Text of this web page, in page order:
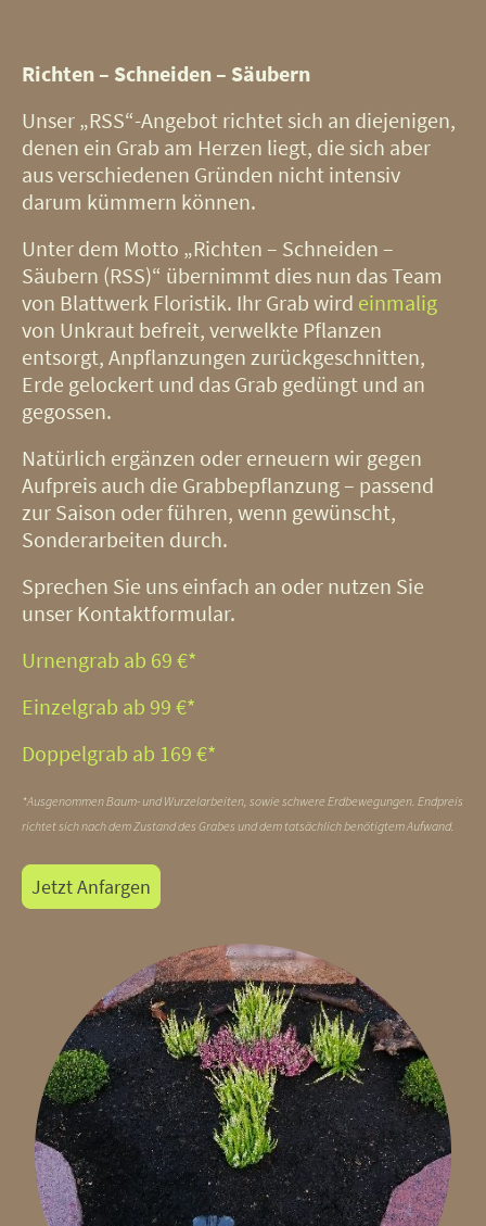
Richten – Schneiden – Säubern
Unser „RSS“-Angebot richtet sich an diejenigen,
denen ein Grab am Herzen liegt, die sich aber
aus verschiedenen Gründen nicht intensiv
darum kümmern können.
Unter dem Motto „Richten – Schneiden –
Säubern (RSS)“ übernimmt dies nun das Team
von Blattwerk Floristik. Ihr Grab wird einmalig
von Unkraut befreit, verwelkte Pflanzen
entsorgt, Anpflanzungen zurückgeschnitten,
Erde gelockert und das Grab gedüngt und an
gegossen.
Natürlich ergänzen oder erneuern wir gegen
Aufpreis auch die Grabbepflanzung – passend
zur Saison oder führen, wenn gewünscht,
Sonderarbeiten durch.
Sprechen Sie uns einfach an oder nutzen Sie
unser Kontaktformular.
Urnengrab ab 69 €*
Einzelgrab ab 99 €*
Doppelgrab ab 169 €*
*Ausgenommen Baum- und Wurzelarbeiten, sowie schwere Erdbewegungen. Endpreis
richtet sich nach dem Zustand des Grabes und dem tatsächlich benötigtem Aufwand.
Jetzt Anfargen